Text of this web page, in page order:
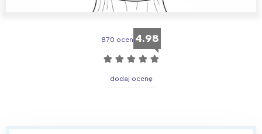
870 ocen 4.98
☆ ☆ ☆ ☆ ☆
dodaj ocenę